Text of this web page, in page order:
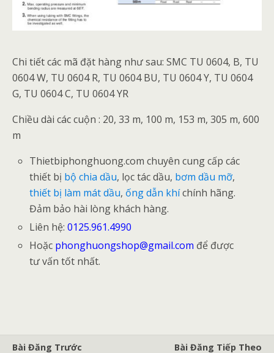
Chi tiết các mã đặt hàng như sau: SMC TU 0604, B, TU
0604 W, TU 0604 R, TU 0604 BU, TU 0604 Y, TU 0604
G, TU 0604 C, TU 0604 YR
Chiều dài các cuộn : 20, 33 m, 100 m, 153 m, 305 m, 600
m
Thietbiphonghuong.com chuyên cung cấp các
thiết bị bộ chia dầu, lọc tác dầu, bơm dầu mỡ,
thiết bị làm mát dầu, ống dẫn khíchính hãng.
Đảm bảo hài lòng khách hàng.
Liên hệ:0125.961.4990
Hoặc phonghuongshop@gmail.com để được
tư vấn tốt nhất.
Bài Đăng Trước Bài Đăng Tiếp Theo